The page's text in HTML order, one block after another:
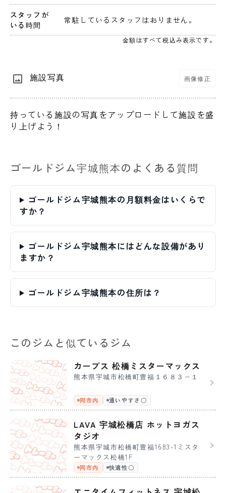
スタッフが
いる時間
常駐しているスタッフはおりません。
金額はすべて税込み表示です。
施設写真 画像修正
持っている施設の写真をアップロードして施設を盛
り上げよう！
ゴールドジム宇城熊本のよくある質問
ゴールドジム宇城熊本の月額料金はいくらで
すか？
ゴールドジム宇城熊本にはどんな設備があり
ますか？
ゴールドジム宇城熊本の住所は？
このジムと似ているジム
カーブス 松橋ミスターマックス
熊本県宇城市松橋町豊福１６８３−１
同市内 通いやすさ〇
LAVA 宇城松橋店 ホットヨガス
タジオ
熊本県宇城市松橋町豊福1683-1ミスタ
ーマックス松橋1F
同市内 快適性〇